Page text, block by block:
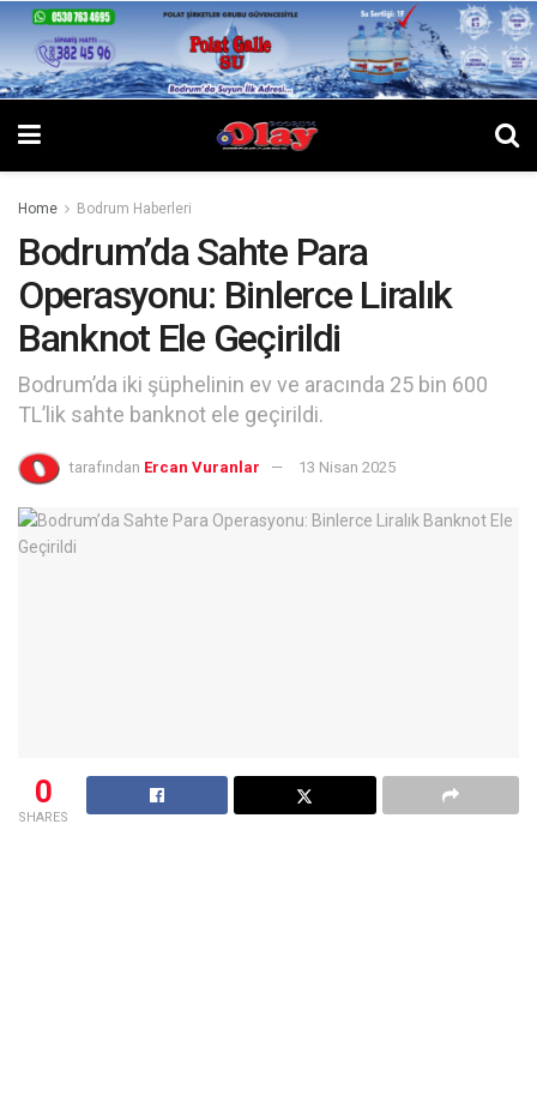
Home Bodrum Haberleri
Bodrum’da Sahte Para
Operasyonu: Binlerce Liralık
Banknot Ele Geçirildi
Bodrum’da iki şüphelinin ev ve aracında 25 bin 600
TL’lik sahte banknot ele geçirildi.
tarafından Ercan Vuranlar 13 Nisan 2025
0
SHARES